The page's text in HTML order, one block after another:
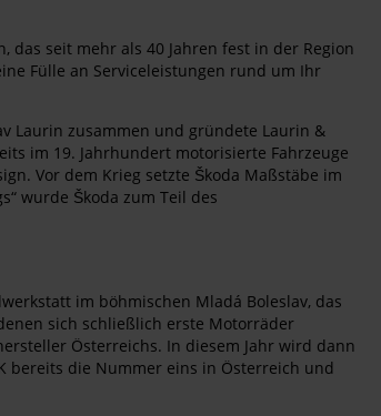
seit mehr als 40 Jahren fest in der Region
Fülle an Serviceleistungen rund um Ihr
Laurin zusammen und gründete Laurin &
im 19. Jahrhundert motorisierte Fahrzeuge
Vor dem Krieg setzte Škoda Maßstäbe im
wurde Škoda zum Teil des
im böhmischen Mladá Boleslav, das
sich schließlich erste Motorräder
Österreichs. In diesem Jahr wird dann
bereits die Nummer eins in Österreich und